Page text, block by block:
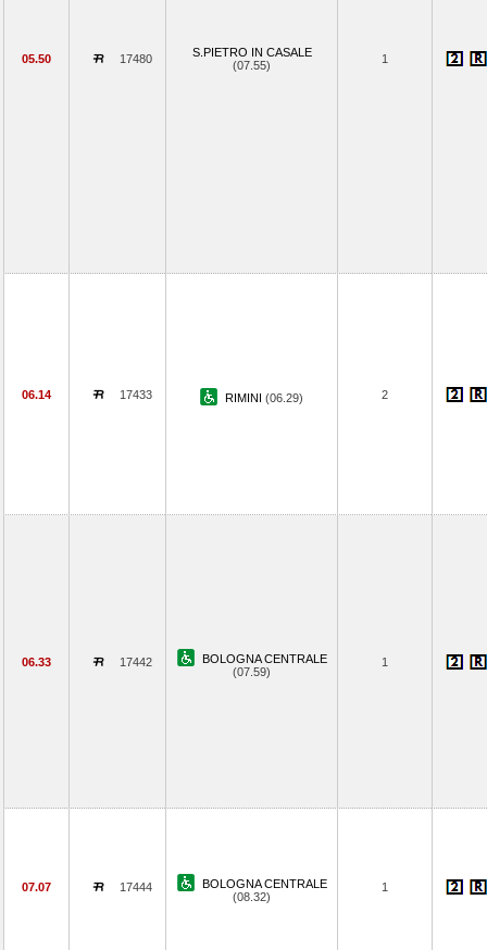
05.50 17480
S.PIETRO IN CASALE
(07.55)
1
06.14 17433 RIMINI (06.29) 2
06.33 17442
BOLOGNA CENTRALE
(07.59)
1
07.07 17444
BOLOGNA CENTRALE
(08.32)
1